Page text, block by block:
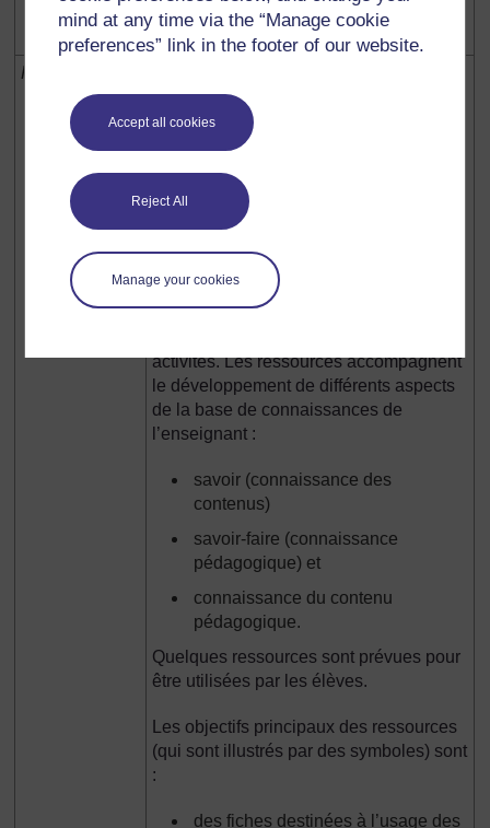
mind at any time via the “Manage cookie
preferences” link in the footer of our website.
Accept all cookies
Reject All
Manage your cookies
sur plusieurs semaines. La plupart sont
censées durer une leçon.
Ressources
ressources d’accompagnement. Celles-
ci se présentent sous diverses formes,
par exemple des liens internet, des
articles, des images, des histoires, des
affiches, des exemples de travaux
réalisés par des élèves, des plans de
de travail et des matrices de documents.
Elles sont choisies en vue d’enrichir
l’apprentissage de l’enseignant et
activités. Les ressources accompagnent
le développement de différents aspects
de la base de connaissances de
l’enseignant :
savoir (connaissance des
contenus)
savoir-faire (connaissance
pédagogique) et
connaissance du contenu
pédagogique.
Quelques ressources sont prévues pour
être utilisées par les élèves.
Les objectifs principaux des ressources
(qui sont illustrés par des symboles) sont
:
des fiches destinées à l’usage des